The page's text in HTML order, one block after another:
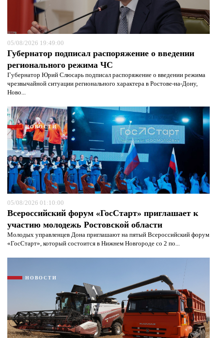
05/08/2026 19:49:00
Губернатор подписал распоряжение о введении
регионального режима ЧС
Губернатор Юрий Слюсарь подписал распоряжение о введении режима
чрезвычайной ситуации регионального характера в Ростове-на-Дону,
Ново...
НОВОСТИ
05/08/2026 01:10:00
Всероссийский форум «ГосСтарт» приглашает к
участию молодежь Ростовской области
Молодых управленцев Дона приглашают на пятый Всероссийский форум
«ГосСтарт», который состоится в Нижнем Новгороде со 2 по...
НОВОСТИ
Я согласен сполитикой конфиденциальности и
защиты информации*
Я согласен сполитикой конфиденциальности и
защиты информации*